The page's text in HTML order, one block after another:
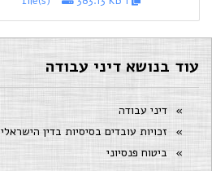
עוד בנושא דיני עבודה
דיני עבודה
זכויות עובדים בסיסיות בדין הישראלי
ביטוח פנסיוני